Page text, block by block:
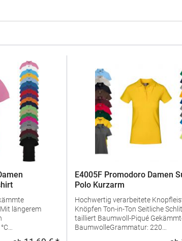
E4005F Promodoro Damen
Polo Kurzarm
Hochwertig verarbeitete
Knöpfen Ton-in-Ton Seitliche Schlitze Leicht
tailliert Baumwoll-Piqué Gekämmte
BaumwolleGrammatur: 220